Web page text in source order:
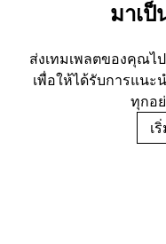
มาเป็
ส่งเทมเพลตของคุณไ
เพื่อให้ได้รับการแน
ทุกอ
เ